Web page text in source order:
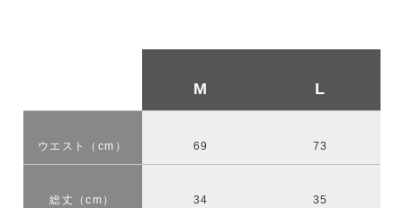
M L
ウエスト（cm） 69 73
総丈（cm） 34 35